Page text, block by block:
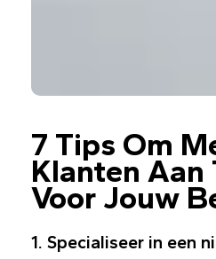
7 Tips Om
Klanten Aan
Voor Jouw
1. Specialiseer in een